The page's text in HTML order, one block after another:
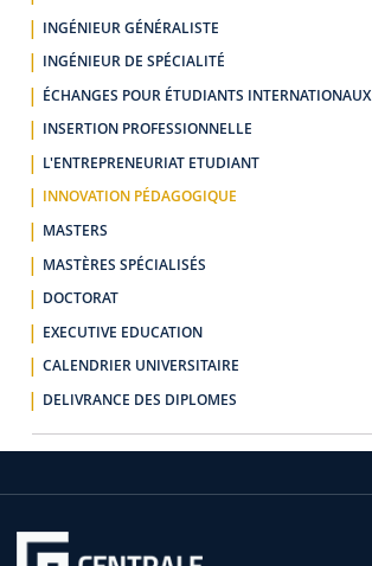
INGÉNIEUR GÉNÉRALISTE
INGÉNIEUR DE SPÉCIALITÉ
ÉCHANGES POUR ÉTUDIANTS INTERNATIONAUX
INSERTION PROFESSIONNELLE
L'ENTREPRENEURIAT ETUDIANT
INNOVATION PÉDAGOGIQUE
MASTERS
MASTÈRES SPÉCIALISÉS
DOCTORAT
EXECUTIVE EDUCATION
CALENDRIER UNIVERSITAIRE
DELIVRANCE DES DIPLOMES